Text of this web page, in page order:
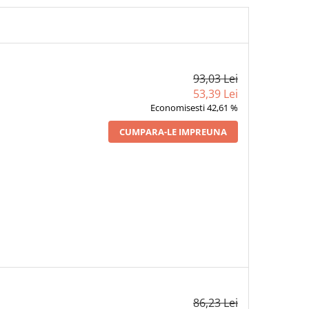
93,03 Lei
53,39 Lei
Economisesti 42,61 %
CUMPARA-LE IMPREUNA
86,23 Lei